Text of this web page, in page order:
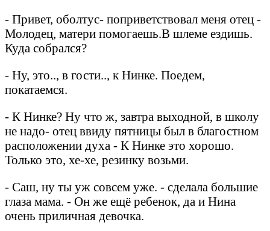
- Привет, оболтус- поприветствовал меня отец -
Молодец, матери помогаешь.В шлеме ездишь.
Куда собрался?
- Ну, это.., в гости.., к Нинке. Поедем,
покатаемся.
- К Нинке? Ну что ж, завтра выходной, в школу
не надо- отец ввиду пятницы был в благостном
расположении духа - К Нинке это хорошо.
Только это, хе-хе, резинку возьми.
- Саш, ну ты уж совсем уже. - сделала большие
глаза мама. - Он же ещё ребенок, да и Нина
очень приличная девочка.